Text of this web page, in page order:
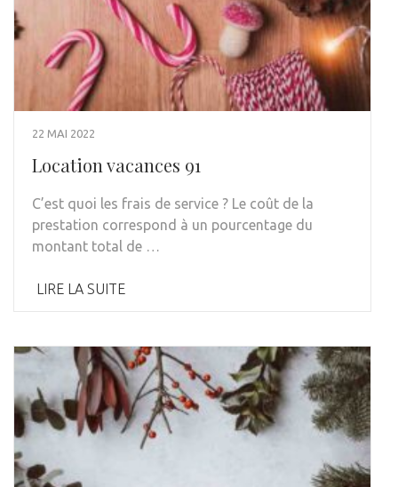
22 MAI 2022
Location vacances 91
C’est quoi les frais de service ? Le coût de la
prestation correspond à un pourcentage du
montant total de …
LIRE LA SUITE